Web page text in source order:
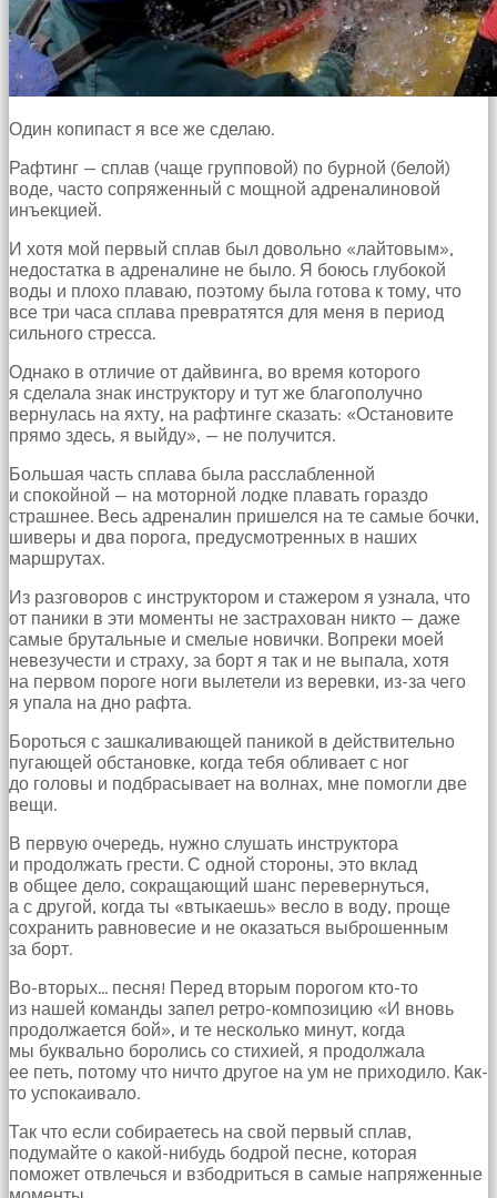
Один копипаст я все же сделаю.
Рафтинг — сплав (чаще групповой) по бурной (белой)
воде, часто сопряженный с мощной адреналиновой
инъекцией.
И хотя мой первый сплав был довольно «лайтовым»,
недостатка в адреналине не было. Я боюсь глубокой
воды и плохо плаваю, поэтому была готова к тому, что
все три часа сплава превратятся для меня в период
сильного стресса.
Однако в отличие от дайвинга, во время которого
я сделала знак инструктору и тут же благополучно
вернулась на яхту, на рафтинге сказать: «Остановите
прямо здесь, я выйду», — не получится.
Большая часть сплава была расслабленной
и спокойной — на моторной лодке плавать гораздо
страшнее. Весь адреналин пришелся на те самые бочки,
шиверы и два порога, предусмотренных в наших
маршрутах.
Из разговоров с инструктором и стажером я узнала, что
от паники в эти моменты не застрахован никто — даже
самые брутальные и смелые новички. Вопреки моей
невезучести и страху, за борт я так и не выпала, хотя
на первом пороге ноги вылетели из веревки, из-за чего
я упала на дно рафта.
Бороться с зашкаливающей паникой в действительно
пугающей обстановке, когда тебя обливает с ног
до головы и подбрасывает на волнах, мне помогли две
вещи.
В первую очередь, нужно слушать инструктора
и продолжать грести. С одной стороны, это вклад
в общее дело, сокращающий шанс перевернуться,
а с другой, когда ты «втыкаешь» весло в воду, проще
сохранить равновесие и не оказаться выброшенным
за борт.
Во-вторых… песня! Перед вторым порогом кто-то
из нашей команды запел ретро-композицию «И вновь
продолжается бой», и те несколько минут, когда
мы буквально боролись со стихией, я продолжала
ее петь, потому что ничто другое на ум не приходило. Как-
то успокаивало.
Так что если собираетесь на свой первый сплав,
подумайте о какой-нибудь бодрой песне, которая
поможет отвлечься и взбодриться в самые напряженные